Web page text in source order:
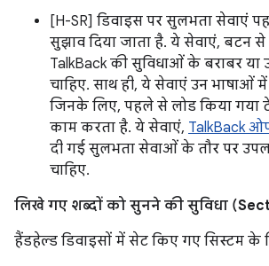
[H-SR] डिवाइस पर सुलभता सेवाएं
सुझाव दिया जाता है. ये सेवाएं,
TalkBack की सुविधाओं के बराबर या
चाहिए. साथ ही, ये सेवाएं उन भाषाओं
जिनके लिए, पहले से लोड किया गया
काम करता है. ये सेवाएं, TalkBack
दी गई सुलभता सेवाओं के तौर पर
चाहिए.
लिखे गए शब्दों को सुनने की सुविधा
हैंडहेल्ड डिवाइसों में सेट किए गए सिस्टम के